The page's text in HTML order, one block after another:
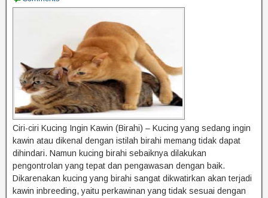
Ciri-ciri Kucing Ingin Kawin (Birahi) – Kucing yang sedang ingin
kawin atau dikenal dengan istilah birahi memang tidak dapat
dihindari. Namun kucing birahi sebaiknya dilakukan
pengontrolan yang tepat dan pengawasan dengan baik.
Dikarenakan kucing yang birahi sangat dikwatirkan akan terjadi
kawin inbreeding, yaitu perkawinan yang tidak sesuai dengan